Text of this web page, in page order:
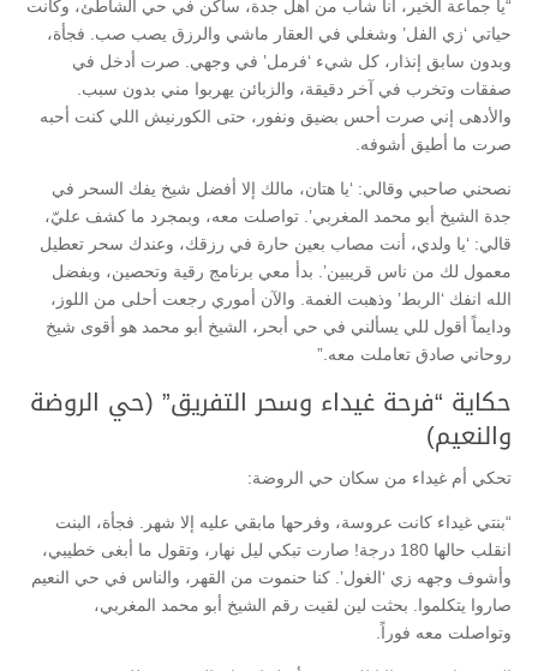
“يا جماعة الخير، أنا شاب من أهل جدة، ساكن في حي الشاطئ، وكانت
حياتي ‘زي الفل’ وشغلي في العقار ماشي والرزق يصب صب. فجأة،
وبدون سابق إنذار، كل شيء ‘فرمل’ في وجهي. صرت أدخل في
صفقات وتخرب في آخر دقيقة، والزبائن يهربوا مني بدون سبب.
والأدهى إني صرت أحس بضيق ونفور، حتى الكورنيش اللي كنت أحبه
صرت ما أطيق أشوفه.
نصحني صاحبي وقالي: ‘يا هتان، مالك إلا أفضل شيخ يفك السحر في
جدة الشيخ أبو محمد المغربي’. تواصلت معه، وبمجرد ما كشف عليّ،
قالي: ‘يا ولدي، أنت مصاب بعين حارة في رزقك، وعندك سحر تعطيل
معمول لك من ناس قريبين’. بدأ معي برنامج رقية وتحصين، وبفضل
الله انفك ‘الربط’ وذهبت الغمة. والآن أموري رجعت أحلى من اللوز،
ودايماً أقول للي يسألني في حي أبحر، الشيخ أبو محمد هو أقوى شيخ
روحاني صادق تعاملت معه.”
حكاية “فرحة غيداء وسحر التفريق” (حي الروضة
والنعيم)
تحكي أم غيداء من سكان حي الروضة:
“بنتي غيداء كانت عروسة، وفرحها مابقي عليه إلا شهر. فجأة، البنت
انقلب حالها 180 درجة! صارت تبكي ليل نهار، وتقول ما أبغى خطيبي،
وأشوف وجهه زي ‘الغول’. كنا حنموت من القهر، والناس في حي النعيم
صاروا يتكلموا. بحثت لين لقيت رقم الشيخ أبو محمد المغربي،
وتواصلت معه فوراً.